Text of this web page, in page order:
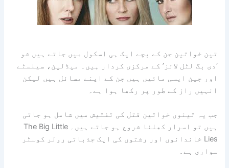
تین خواتین جن کے بچے ایک ہی اسکول میں جاتے ہیں شو
‘دی بگ لٹل لائز’ کے مرکزی کردار ہیں۔ میڈلین، سیلسٹے
اور جین ایسی مائیں ہیں جن کے اپنے مسائل ہیں لیکن
انہیں راز کے طور پر رکھا ہوا ہے۔
جب یہ تینوں خواتین قتل کی تفتیش میں شامل ہو جاتی
ہیں تو اسرار کھلنا شروع ہو جاتے ہیں۔ The Big Little
Lies خاندانوں اور رشتوں کی ایک جذباتی رولر کوسٹر
سواری ہے۔